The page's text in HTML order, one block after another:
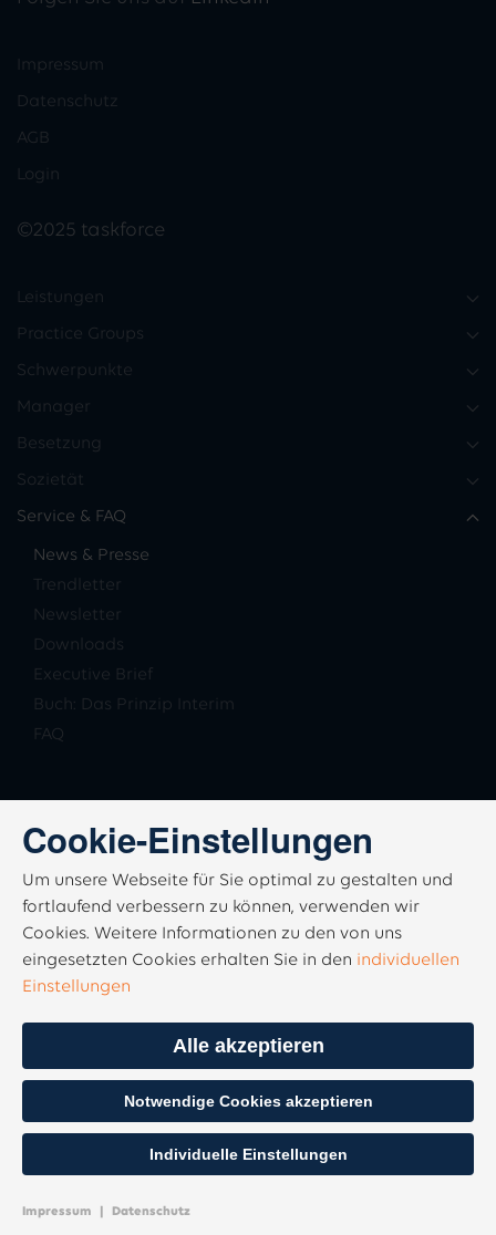
Impressum
Datenschutz
AGB
Login
©2025 taskforce
Leistungen
Practice Groups
Schwerpunkte
Manager
Besetzung
Sozietät
Service & FAQ
News & Presse
Trendletter
Newsletter
Downloads
Executive Brief
Buch: Das Prinzip Interim
FAQ
Cookie-Einstellungen
Um unsere Webseite für Sie optimal zu gestalten und
fortlaufend verbessern zu können, verwenden wir
Cookies. Weitere Informationen zu den von uns
eingesetzten Cookies erhalten Sie in den individuellen
Einstellungen
Alle akzeptieren
Notwendige Cookies akzeptieren
Impressum Datenschutz
Individuelle Einstellungen